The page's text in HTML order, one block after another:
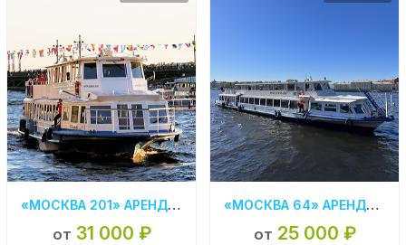
«МОСКВА 201» АРЕНДА ТЕПЛОХОДА В СПБ
от 31 000 ₽
«МОСКВА 64» АРЕНДА ТЕПЛОХОДА В СПБ
от 25 000 ₽